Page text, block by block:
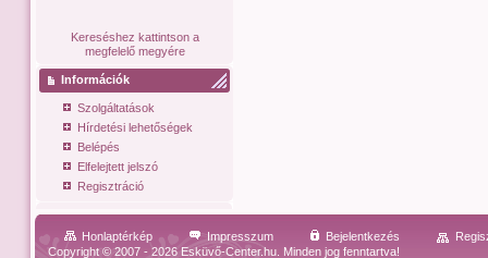
Kereséshez kattintson a
megfelelő megyére
Információk
Szolgáltatások
Hírdetési lehetőségek
Belépés
Elfelejtett jelszó
Regisztráció
Honlaptérkép Impresszum Bejelentkezés
Copyright © 2007 - 2026 Esküvő-Center.hu. Minden jog fenntartva!